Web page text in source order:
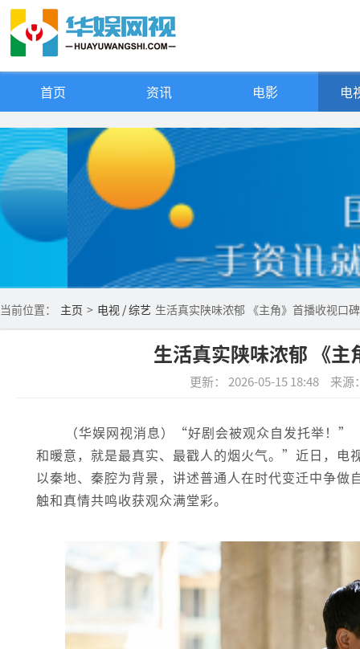
首页 资讯 电影 电
当前位置： 主页 > 电视 / 综艺 生活真实陕味浓郁 《主角》首播收视口
生活真实陕味浓郁 《
更新： 2026-05-15 18:48 来源
（华娱网视消息）“好剧会被观众自发托举
和暖意，就是最真实、最戳人的烟火气。”近日，电
以秦地、秦腔为背景，讲述普通人在时代变迁中争
触和真情共鸣收获观众满堂彩。